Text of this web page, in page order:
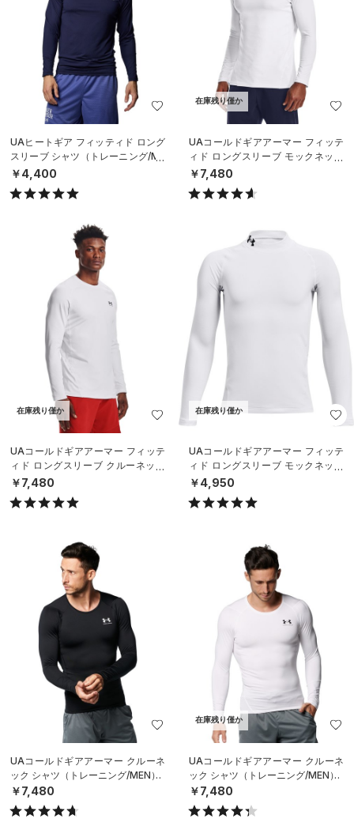
UAヒートギア フィッティド ロング
スリーブ シャツ（トレーニング/ME
N）
￥4,400
在庫残り僅か
UAコールドギアアーマー フィッテ
ィド ロングスリーブ モックネック
シャツ（トレーニング/MEN）
￥7,480
在庫残り僅か
UAコールドギアアーマー フィッテ
ィド ロングスリーブ クルーネック
シャツ（トレーニング/MEN）
￥7,480
在庫残り僅か
UAコールドギアアーマー フィッテ
ィド ロングスリーブ モックネック
シャツ（トレーニング/BOYS）
￥4,950
UAコールドギアアーマー クルーネ
ック シャツ（トレーニング/MEN）
￥7,480
在庫残り僅か
UAコールドギアアーマー クルーネ
ック シャツ（トレーニング/MEN）
￥7,480